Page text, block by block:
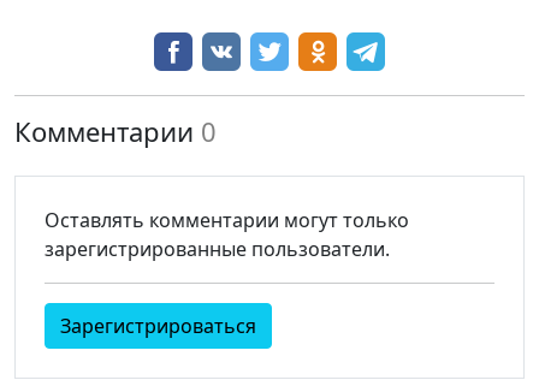
Комментарии 0
Оставлять комментарии могут только
зарегистрированные пользователи.
Зарегистрироваться